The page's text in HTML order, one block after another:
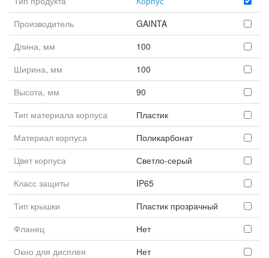
Производитель
GAINTA
Длина, мм
100
Ширина, мм
100
Высота, мм
90
Тип материала корпуса
Пластик
Материал корпуса
Поликарбонат
Цвет корпуса
Светло-серый
Класс защиты
IP65
Тип крышки
Пластик прозрачный
Фланец
Нет
Окно для дисплея
Нет